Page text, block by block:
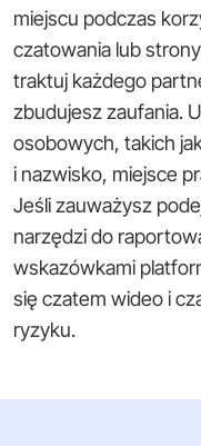
miejscu podczas
czatowania lub
traktuj każdego
zbudujesz zaufania.
osobowych, takich
i nazwisko, miejsce
Jeśli zauważysz
narzędzi do
wskazówkami
się czatem wideo i
ryzyku.